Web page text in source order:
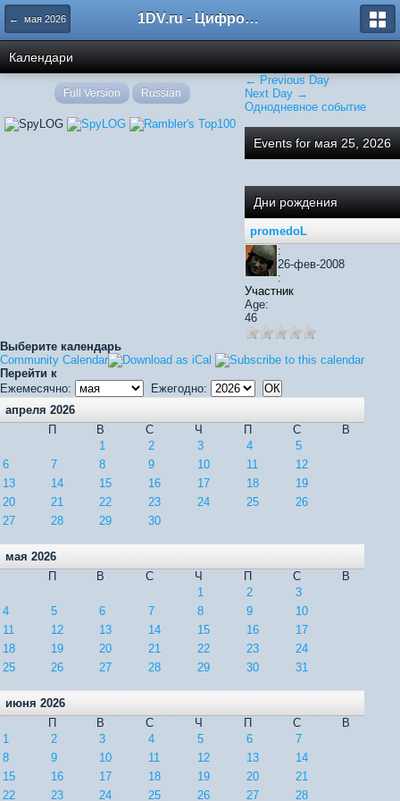
← мая 2026 1DV.ru - Цифровое видео
Календари
← Previous Day
Next Day →
Однодневное событие
Events for мая 25, 2026
Дни рождения
promedoL
:
26-фев-2008
:
Участник
Age:
46
Выберите календарь
Community Calendar
Перейти к
Ежемесячно:
Ежегодно:
апреля 2026
П
В С Ч П С
В
1
2 3 4
5
6
7 8 9 10 11
12
13
14 15 16 17 18
19
20
21 22 23 24 25
26
27
28 29 30
мая 2026
П
В С Ч П С
В
1
2
3
4
5 6 7 8 9
10
11
12 13 14 15 16
17
18
19 20 21 22 23
24
25
26 27 28 29 30 31
июня 2026
П
В С Ч П С
В
1
2 3 4 5 6
7
8
9 10 11 12 13
14
15
16 17 18 19 20
21
22
23 24 25 26 27 28
Full Version Russian